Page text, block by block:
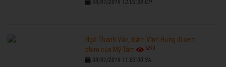
03/01/2019 12:03:33 CH
Ngô Thanh Vân, Đàm Vĩnh Hưng đi xem
phim của Mỹ Tâm
6273
03/01/2019 11:03:00 SA